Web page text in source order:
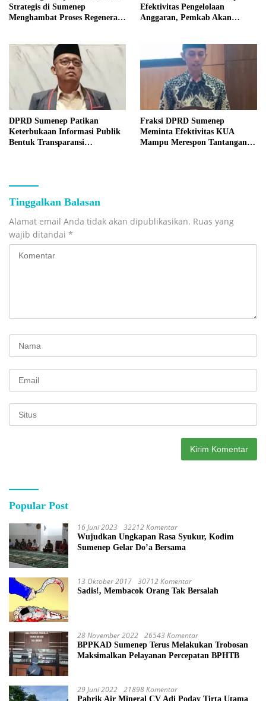
Strategis di Sumenep
Menghambat Proses Regenerasi
Efektivitas Pengelolaan
Anggaran, Pemkab Akan
DPRD Sumenep Patikan
Keterbukaan Informasi Publik
Bentuk Transparansi
Fraksi DPRD Sumenep
Meminta Efektivitas KUA
Mampu Merespon Tantangan
Tinggalkan Balasan
Alamat email Anda tidak akan dipublikasikan. Ruas yang
wajib ditandai *
Popular Post
16 Juni 2023 32212 Komentar
Wujudkan Ungkapan Rasa Syukur, Kodim
Sumenep Gelar Do’a Bersama
13 Oktober 2017 30712 Komentar
Sadis!, Membacok Orang Tak Bersalah
28 November 2022 26543 Komentar
BPPKAD Sumenep Terus Melakukan Trobosan
Maksimalkan Pelayanan Percepatan BPHTB
29 Juni 2022 21898 Komentar
Pabrik Air Mineral CV Adi Poday Tirta Utama